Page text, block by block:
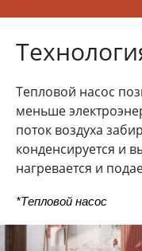
Тепловой насос
меньше
поток воздуха
конденсируется и
нагревается и
*Тепловой насос